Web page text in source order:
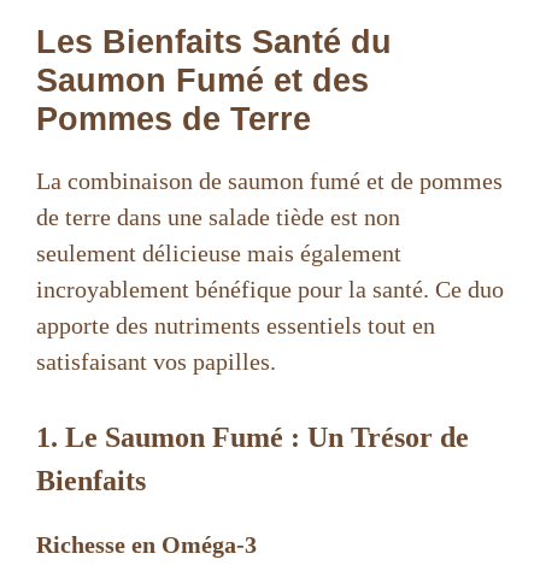
Les Bienfaits Santé du
Saumon Fumé et des
Pommes de Terre
La combinaison de saumon fumé et de pommes
de terre dans une salade tiède est non
seulement délicieuse mais également
incroyablement bénéfique pour la santé. Ce duo
apporte des nutriments essentiels tout en
satisfaisant vos papilles.
1. Le Saumon Fumé : Un Trésor de
Bienfaits
Richesse en Oméga-3